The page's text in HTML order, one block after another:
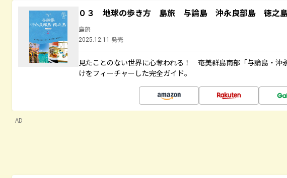
０３ 地球の歩き方 島旅 与論島 沖永良部島 徳之
島旅
2025.12.11 発売
見たことのない世界に心奪われる！ 奄美群島南部「与論島・沖
けをフィーチャーした完全ガイド。
AD